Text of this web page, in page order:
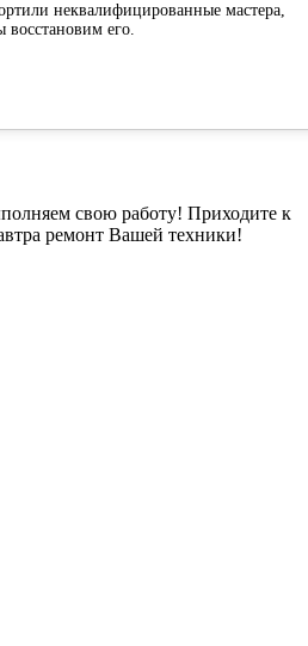
неквалифицированные мастера,
восстановим его.
свою работу! Приходите к
ремонт Вашей техники!